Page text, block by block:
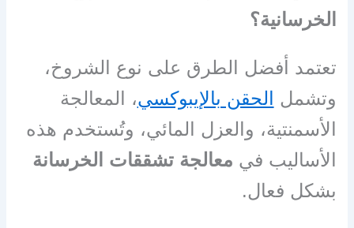
الخرسانية؟
تعتمد أفضل الطرق على نوع الشروخ،
وتشمل
الحقن بالإيبوكسي، المعالجة
الأسمنتية، والعزل المائي، وتُستخدم هذه
الأساليب في معالجة تشققات الخرسانة
بشكل فعال.